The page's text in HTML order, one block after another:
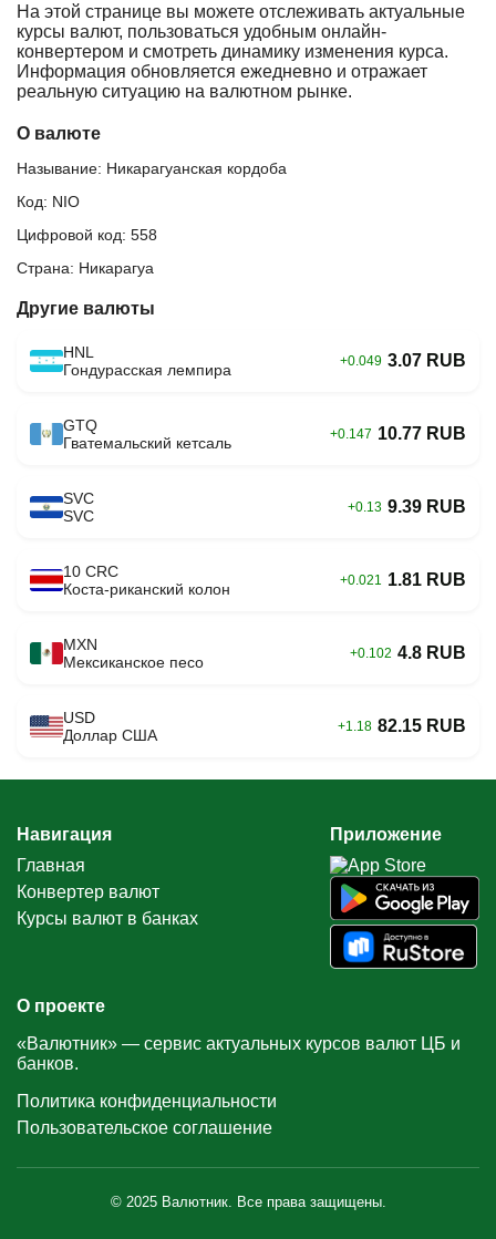
На этой странице вы можете отслеживать актуальные
курсы валют, пользоваться удобным онлайн-
конвертером и смотреть динамику изменения курса.
Информация обновляется ежедневно и отражает
реальную ситуацию на валютном рынке.
О валюте
Называние: Никарагуанская кордоба
Код: NIO
Цифровой код: 558
Страна: Никарагуа
Другие валюты
HNL
Гондурасская лемпира
+0.049 3.07 RUB
GTQ
Гватемальский кетсаль
+0.147 10.77 RUB
SVC
SVC
+0.13 9.39 RUB
10 CRC
Коста-риканский колон
+0.021 1.81 RUB
MXN
Мексиканское песо
+0.102 4.8 RUB
USD
Доллар США
+1.18 82.15 RUB
Навигация
Главная
Конвертер валют
Курсы валют в банках
Приложение
О проекте
«Валютник» — сервис актуальных курсов валют ЦБ и
банков.
Политика конфиденциальности
Пользовательское соглашение
© 2025 Валютник. Все права защищены.